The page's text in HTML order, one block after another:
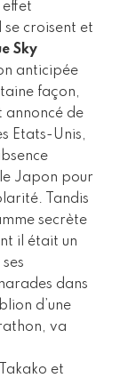
croisent et
Sky
anticipée
façon,
annoncé de
Etats-Unis,
Japon pour
Tandis
secrète
il était un
dans
d’une
va
et